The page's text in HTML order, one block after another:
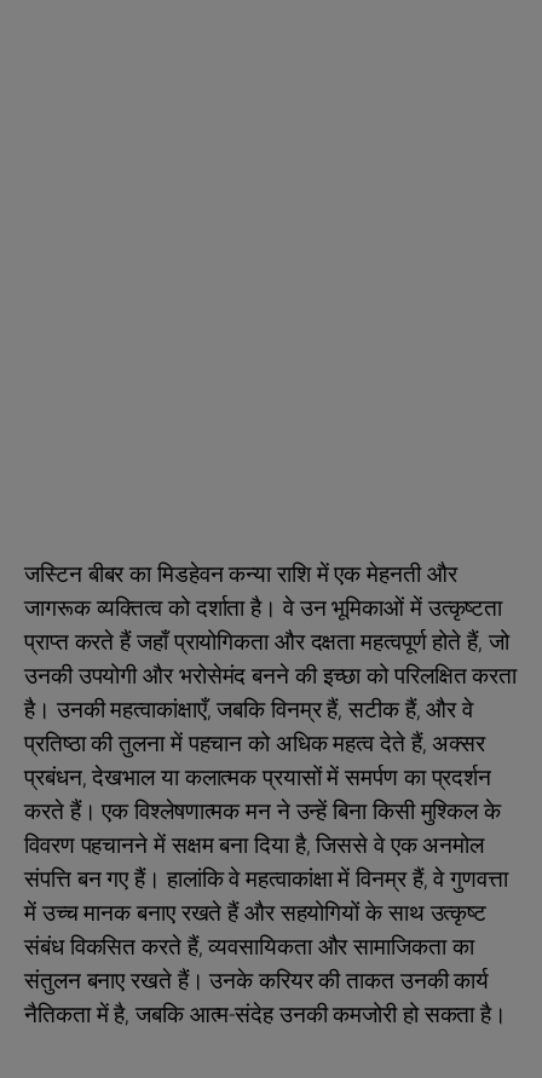
जस्टिन बीबर का मिडहेवन कन्या राशि में एक मेहनती और
जागरूक व्यक्तित्व को दर्शाता है। वे उन भूमिकाओं में उत्कृष्टता
प्राप्त करते हैं जहाँ प्रायोगिकता और दक्षता महत्वपूर्ण होते हैं, जो
उनकी उपयोगी और भरोसेमंद बनने की इच्छा को परिलक्षित करता
है। उनकी महत्वाकांक्षाएँ, जबकि विनम्र हैं, सटीक हैं, और वे
प्रतिष्ठा की तुलना में पहचान को अधिक महत्व देते हैं, अक्सर
प्रबंधन, देखभाल या कलात्मक प्रयासों में समर्पण का प्रदर्शन
करते हैं। एक विश्लेषणात्मक मन ने उन्हें बिना किसी मुश्किल के
विवरण पहचानने में सक्षम बना दिया है, जिससे वे एक अनमोल
संपत्ति बन गए हैं। हालांकि वे महत्वाकांक्षा में विनम्र हैं, वे गुणवत्ता
में उच्च मानक बनाए रखते हैं और सहयोगियों के साथ उत्कृष्ट
संबंध विकसित करते हैं, व्यवसायिकता और सामाजिकता का
संतुलन बनाए रखते हैं। उनके करियर की ताकत उनकी कार्य
नैतिकता में है, जबकि आत्म-संदेह उनकी कमजोरी हो सकता है।